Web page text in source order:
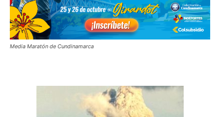
Media Maratón de Cundinamarca